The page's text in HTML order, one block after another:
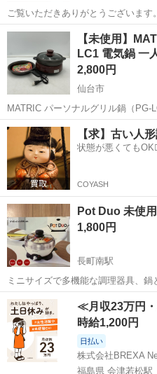
ご覧いただきありがとうございます。 レコルト（récolte）のコンパ
トな卓上電気鍋「ポットデュオ エ
2）」のレッドです。
宮城 仙台市 キッチン家電
【未使用】
LC1 電気鍋 一
2,800円
仙台市
MATRIC パーソナルグリル鍋（PG-LC1系
す。 保管に伴う外箱のスレ等がございます。 【商品
鍋 ・フライパンプレート ・ガラス
が全てです...
宮城 仙台市 キッチン家電
【求】古い人
状態が悪くても
COYASH
Pot Duo 未使用
1,800円
長町南駅
ミニサイズで多機能な調理器具、鍋と蒸し器付き
- 商品名: Pot Duo - 特徴: ミニサイ
ワイト スチーム、ボイル、グリ
宮城 仙台市 長町南駅 キ
≪月収23万円
時給1,200円
日払い
株式会社BREXA
福島県 会津若松駅